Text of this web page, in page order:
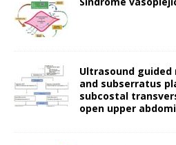
Ultrasound
and subserratus
subcostal
open upper